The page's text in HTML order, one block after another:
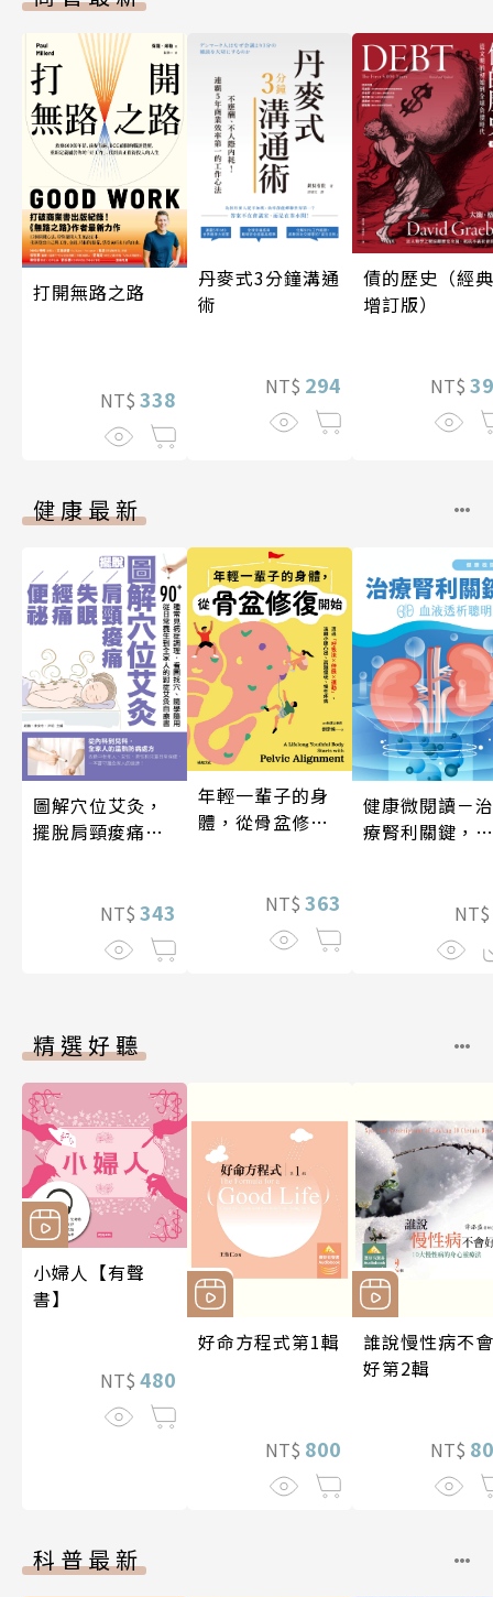
打開無路之路
NT$ 338
丹麥式3分鐘溝通
術
NT$ 294
債的歷史（經典
增訂版）
NT$
健康最新
圖解穴位艾灸，
擺脫肩頸痠痛、
NT$ 343
年輕一輩子的身
體，從骨盆修復
動」，遠離小腹
凸出、肩頸僵
硬、慢性疼痛
NT$ 363
健康微閱讀－治
療腎利關鍵，血
NT$
精選好聽
小婦人【有聲
書】
NT$ 480
好命方程式第1輯
NT$ 800
誰說慢性病不會
好第2輯
NT$
科普最新